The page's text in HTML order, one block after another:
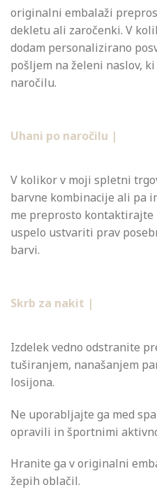
originalni embalaži
dekletu ali zaročenki. V
dodam personalizirano
pošljem na želeni naslov,
naročilu.
Uhani po naročilu |
V kolikor v moji spletni
barvne kombinacije ali pa
me preprosto kontaktirajte
uspelo ustvariti prav
barvi.
Skrb za nakit |
Izdelek vedno odstranite
tuširanjem, nanašanjem
losijona.
Ne uporabljajte ga med
opravili in športnimi
Hranite ga v originalni
žepih oblačil.